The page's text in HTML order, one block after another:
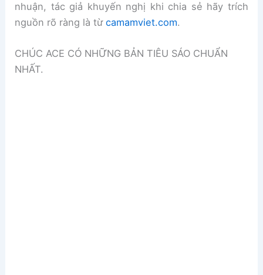
nhuận, tác giả khuyến nghị khi chia sẻ hãy trích
nguồn rõ ràng là từcamamviet.com.
CHÚC ACE CÓ NHỮNG BẢN TIÊU SÁO CHUẨN
NHẤT.